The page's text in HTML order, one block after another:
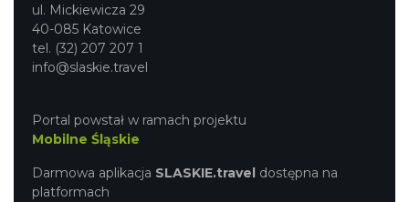
ul. Mickiewicza 29
40-085 Katowice
tel. (32) 207 207 1
info@slaskie.travel
Portal powstał w ramach projektu
Mobilne Śląskie
Darmowa aplikacja SLASKIE.travel dostępna na
platformach